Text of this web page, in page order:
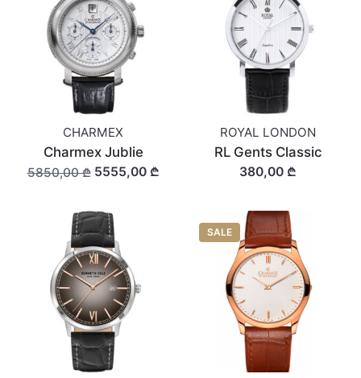
CHARMEX
Charmex Jublie
5850,00 ₾5555,00 ₾
ROYAL LONDON
RL Gents Classic
380,00 ₾
SALE